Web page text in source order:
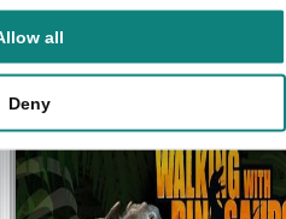
all
Deny